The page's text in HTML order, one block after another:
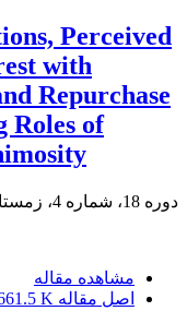
Perceived
with
Repurchase
Roles of
دوره 18، شماره 4، زمستان 2025، صفحه
مشاهده مقاله
اصل مقاله K